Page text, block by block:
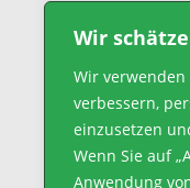
Wir
Wir verwenden
verbessern,
einzusetzen
Wenn Sie auf
Anwendung